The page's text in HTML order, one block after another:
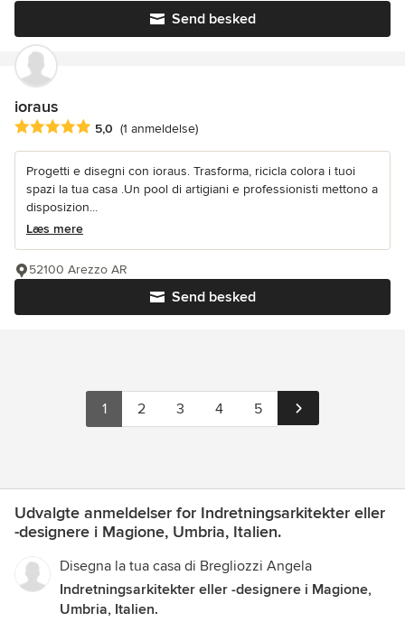
Send besked
ioraus
Gennemsnitlig bedømmelse: 5 ud af 5 stjerner
5,0 (1 anmeldelse)
Progetti e disegni con ioraus. Trasforma, ricicla colora i tuoi
spazi la tua casa .Un pool di artigiani e professionisti mettono a
disposizion...
Læs mere
Send besked
52100 Arezzo AR
1 2 3 4 5
Udvalgte anmeldelser for Indretningsarkitekter eller
-designere i Magione, Umbria, Italien.
Disegna la tua casa di Bregliozzi Angela
Indretningsarkitekter eller -designere i Magione,
Umbria, Italien.